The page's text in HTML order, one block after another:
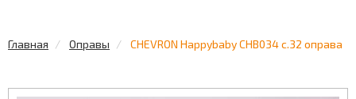
Главная Оправы CHEVRON Happybaby CHB034 c.32 оправа